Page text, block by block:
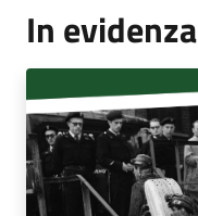
In evidenza